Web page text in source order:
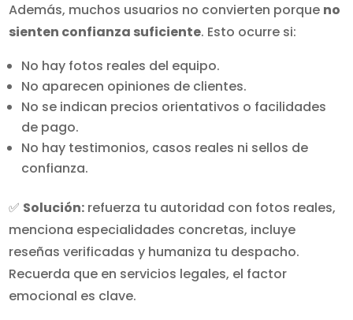
Además, muchos usuarios no convierten porque no
sienten confianza suficiente. Esto ocurre si:
No hay fotos reales del equipo.
No aparecen opiniones de clientes.
No se indican precios orientativos o facilidades
de pago.
No hay testimonios, casos reales ni sellos de
confianza.
✅ Solución: refuerza tu autoridad con fotos reales,
menciona especialidades concretas, incluye
reseñas verificadas y humaniza tu despacho.
Recuerda que en servicios legales, el factor
emocional es clave.